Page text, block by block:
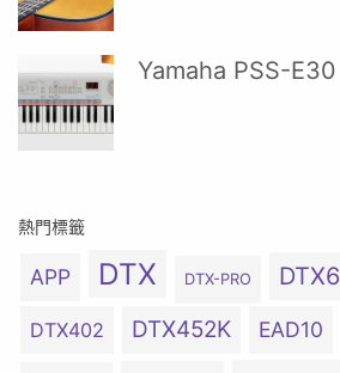
Yamaha PSS-E30
熱門標籤
APP DTX DTX-PRO DTX6
DTX402 DTX452K EAD10